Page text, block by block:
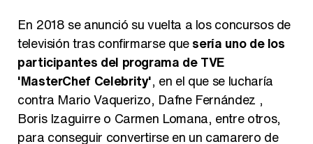
En 2018 se anunció su vuelta a los concursos de
televisión tras confirmarse quesería uno de los
participantes del programa de TVE
'MasterChef Celebrity', en el que se lucharía
contra Mario Vaquerizo, Dafne Fernández ,
Boris Izaguirre o Carmen Lomana, entre otros,
para conseguir convertirse en un camarero de